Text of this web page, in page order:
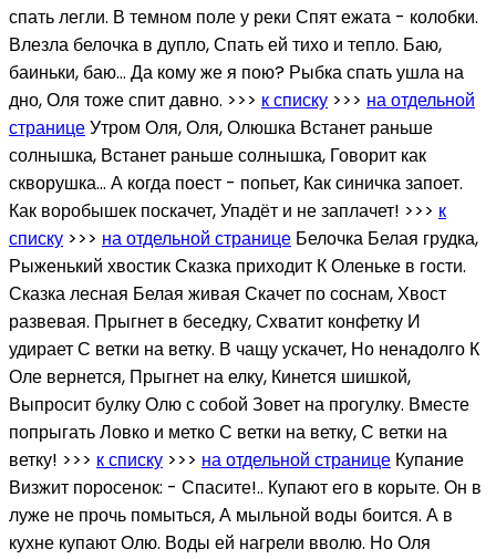
спать легли. В темном поле у реки Спят ежата - колобки.
Влезла белочка в дупло, Спать ей тихо и тепло. Баю,
баиньки, баю… Да кому же я пою? Рыбка спать ушла на
дно, Оля тоже спит давно. >>> к списку >>> на отдельной
страницеУтром Оля, Оля, Олюшка Встанет раньше
солнышка, Встанет раньше солнышка, Говорит как
скворушка… А когда поест - попьет, Как синичка запоет.
Как воробышек поскачет, Упадёт и не заплачет! >>> к
списку >>> на отдельной странице Белочка Белая грудка,
Рыженький хвостик Сказка приходит К Оленьке в гости.
Сказка лесная Белая живая Скачет по соснам, Хвост
развевая. Прыгнет в беседку, Схватит конфетку И
удирает С ветки на ветку. В чащу ускачет, Но ненадолго К
Оле вернется, Прыгнет на елку, Кинется шишкой,
Выпросит булку Олю с собой Зовет на прогулку. Вместе
попрыгать Ловко и метко С ветки на ветку, С ветки на
ветку! >>> к списку >>> на отдельной странице Купание
Визжит поросенок: - Спасите!.. Купают его в корыте. Он в
луже не прочь помыться, А мыльной воды боится. А в
кухне купают Олю. Воды ей нагрели вволю. Но Оля